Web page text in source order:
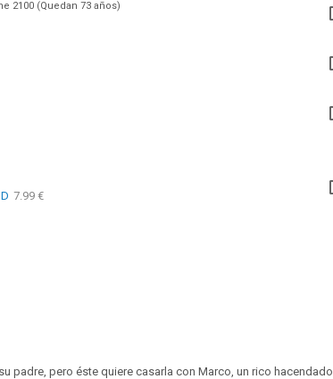
2100 (Quedan 73 años)
7.99 €
padre, pero éste quiere casarla con Marco, un rico hacendado